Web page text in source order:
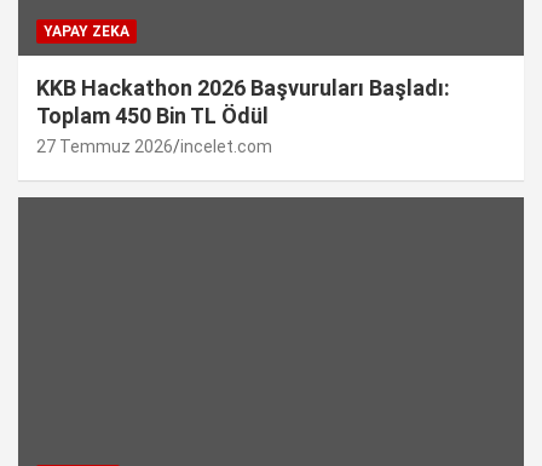
YAPAY ZEKA
KKB Hackathon 2026 Başvuruları Başladı:
Toplam 450 Bin TL Ödül
27 Temmuz 2026 incelet.com